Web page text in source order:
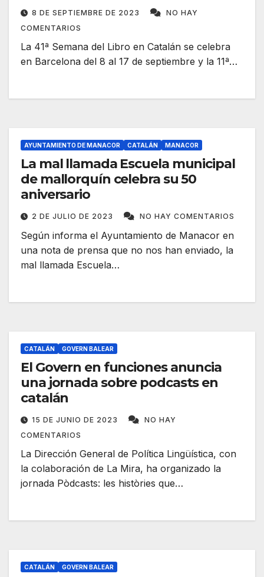
8 DE SEPTIEMBRE DE 2023
NO HAY
COMENTARIOS
La 41ª Semana del Libro en Catalán se celebra
en Barcelona del 8 al 17 de septiembre y la 11ª…
AYUNTAMIENTO DE MANACOR CATALÁN MANACOR
La mal llamada Escuela municipal
de mallorquín celebra su 50
aniversario
2 DE JULIO DE 2023 NO HAY COMENTARIOS
Según informa el Ayuntamiento de Manacor en
una nota de prensa que no nos han enviado, la
mal llamada Escuela…
CATALÁN GOVERN BALEAR
El Govern en funciones anuncia
una jornada sobre podcasts en
catalán
15 DE JUNIO DE 2023
NO HAY
COMENTARIOS
La Dirección General de Política Lingüística, con
la colaboración de La Mira, ha organizado la
jornada Pòdcasts: les històries que…
CATALÁN GOVERN BALEAR